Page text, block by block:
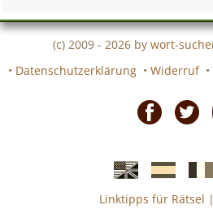
(c) 2009 - 2026 by wort-
• Datenschutzerklärung • Widerruf •
EnglischeSpanische
Linktipps für Rätsel |